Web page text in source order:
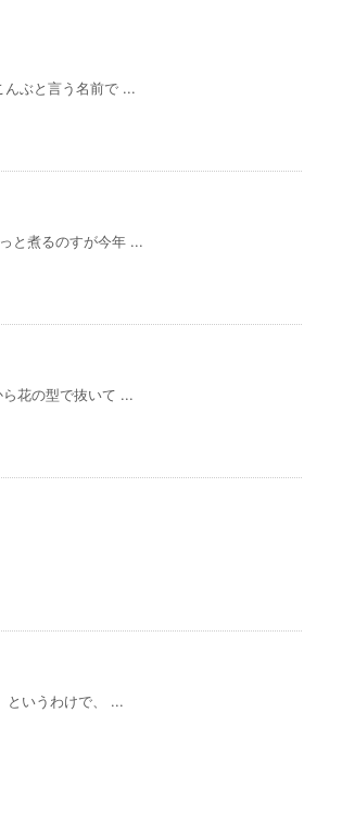
んぶと言う名前で ...
と煮るのすが今年 ...
花の型で抜いて ...
というわけで、 ...